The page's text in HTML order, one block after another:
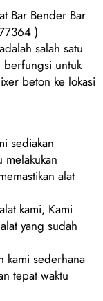
Bar Bender Bar
)
salah satu
berfungsi untuk
beton ke lokasi
sediakan
alat
kami, Kami
yang sudah
kami sederhana
tepat waktu